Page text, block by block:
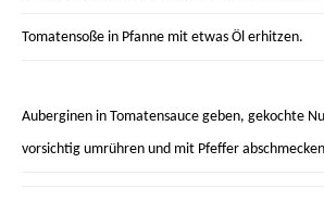
Tomatensoße in Pfanne mit etwas Öl erhitzen.
Auberginen in Tomatensauce geben, gekochte
vorsichtig umrühren und mit Pfeffer